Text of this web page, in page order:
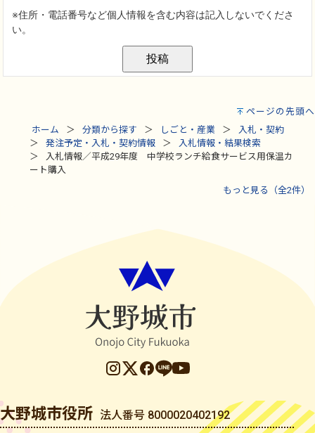
ページの先頭へ
ホーム
分類から探す しごと・産業
入札・契約
発注予定・入札・契約情報
入札情報・結果検索
入札情報／平成29年度 中学校ランチ給食サービス用保温カ
ート購入
もっと見る（全2件）
大野城市役所 法人番号 8000020402192